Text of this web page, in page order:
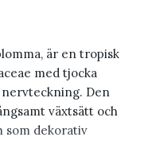
är en tropisk
med tjocka
Den
växtsätt och
som dekorativ